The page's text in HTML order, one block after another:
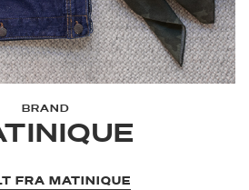
BRAND
FRA MATINIQUE